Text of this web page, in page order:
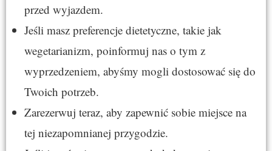
przed wyjazdem.
Jeśli masz preferencje dietetyczne, takie jak
wegetarianizm, poinformuj nas o tym z
wyprzedzeniem, abyśmy mogli dostosować się do
Twoich potrzeb.
Zarezerwuj teraz, aby zapewnić sobie miejsce na
tej niezapomnianej przygodzie.